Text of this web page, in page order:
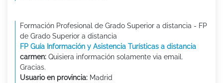
Formación Profesional de Grado Superior a distancia - FP
de Grado Superior a distancia
FP Guía Información y Asistencia Turísticas a distancia
carmen: Quisiera información solamente via email.
Gracias.
Usuario en provincia: Madrid